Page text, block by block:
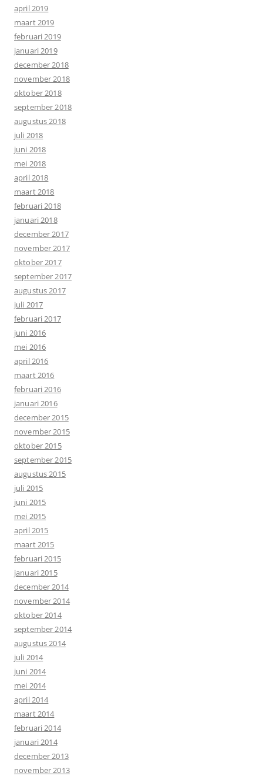
april 2019
maart 2019
februari 2019
januari 2019
december 2018
november 2018
oktober 2018
september 2018
augustus 2018
juli 2018
juni 2018
mei 2018
april 2018
maart 2018
februari 2018
januari 2018
december 2017
november 2017
oktober 2017
september 2017
augustus 2017
juli 2017
februari 2017
juni 2016
mei 2016
april 2016
maart 2016
februari 2016
januari 2016
december 2015
november 2015
oktober 2015
september 2015
augustus 2015
juli 2015
juni 2015
mei 2015
april 2015
maart 2015
februari 2015
januari 2015
december 2014
november 2014
oktober 2014
september 2014
augustus 2014
juli 2014
juni 2014
mei 2014
april 2014
maart 2014
februari 2014
januari 2014
december 2013
november 2013